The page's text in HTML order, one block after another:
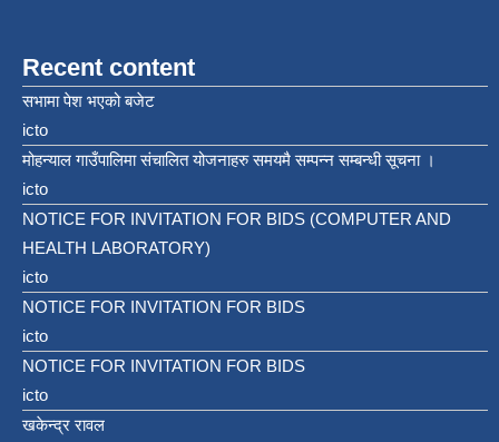
Recent content
सभामा पेश भएको बजेट
icto
मोहन्याल गाउँपालिमा संचालित योजनाहरु समयमै सम्पन्न सम्बन्धी सूचना ।
icto
NOTICE FOR INVITATION FOR BIDS (COMPUTER AND
HEALTH LABORATORY)
icto
NOTICE FOR INVITATION FOR BIDS
icto
NOTICE FOR INVITATION FOR BIDS
icto
खकेन्द्र रावल